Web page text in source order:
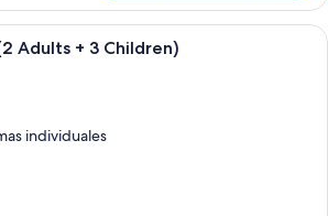
Una habitación de hotel moderna
Adults + 3 Children)
individuales